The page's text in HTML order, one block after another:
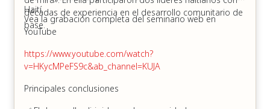
décadas de experiencia en el desarrollo comunitario de
base.
Haití.
Vea la grabación completa del seminario web en
YouTube
https://www.youtube.com/watch?
v=HKycMPeFS9c&ab_channel=KUJA
Principales conclusiones